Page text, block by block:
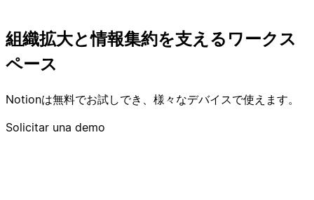
組織拡大と情報集約を支えるワークス
ペース
Notionは無料でお試しでき、様々なデバイスで使えます。
Solicitar una demo